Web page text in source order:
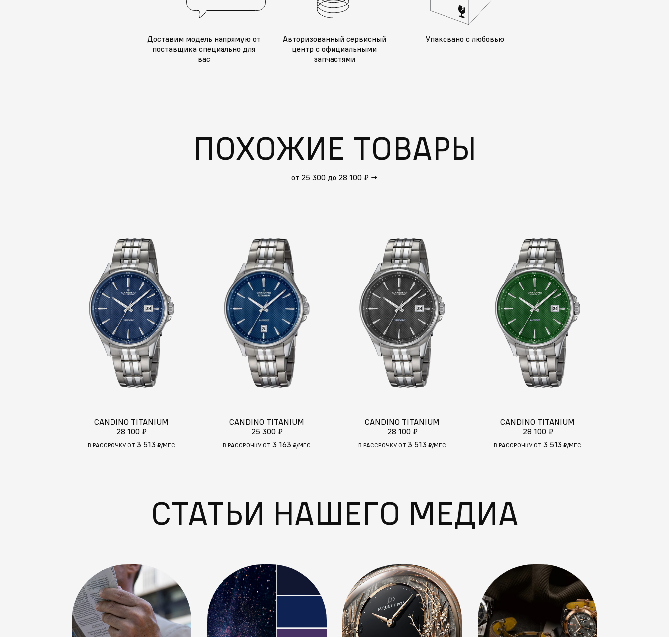
Доставим модель напрямую от
поставщика специально для
вас
Авторизованный сервисный
центр с официальными
запчастями
Упаковано с любовью
ПОХОЖИЕ ТОВАРЫ
от 25 300 до 28 100 ₽ →
CANDINO TITANIUM
28 100 ₽
В РАССРОЧКУ ОТ 3 513 ₽/МЕС
CANDINO TITANIUM
25 300 ₽
В РАССРОЧКУ ОТ 3 163 ₽/МЕС
CANDINO TITANIUM
28 100 ₽
В РАССРОЧКУ ОТ 3 513 ₽/МЕС
CANDINO TITANIUM
28 100 ₽
В РАССРОЧКУ ОТ 3 513 ₽/МЕС
СТАТЬИ НАШЕГО МЕДИА